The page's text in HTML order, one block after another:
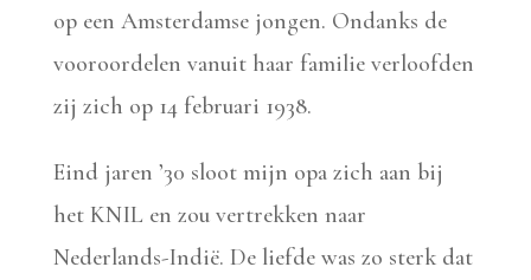
op een Amsterdamse jongen. Ondanks de
vooroordelen vanuit haar familie verloofden
zij zich op 14 februari 1938.
Eind jaren ’30 sloot mijn opa zich aan bij
het KNIL en zou vertrekken naar
Nederlands-Indië. De liefde was zo sterk dat